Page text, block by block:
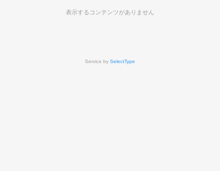
表示するコンテンツがありません
Service by SelectType